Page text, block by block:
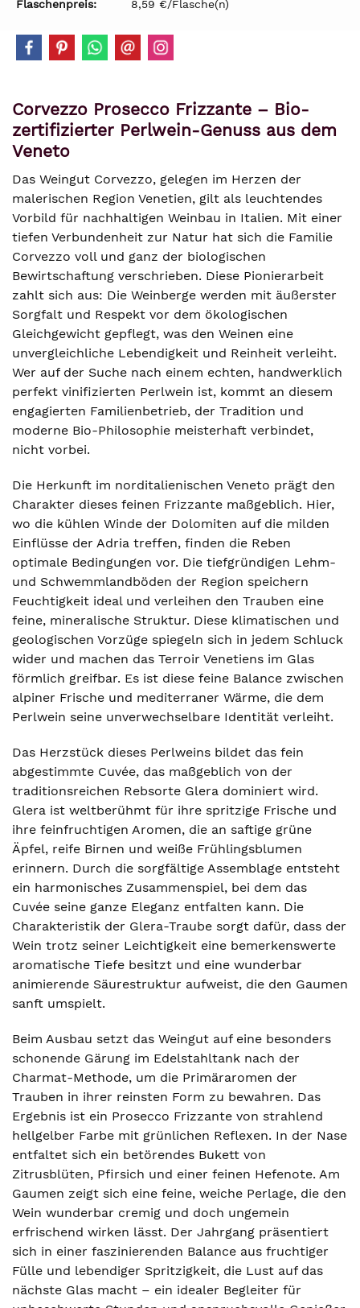
Flaschenpreis:
8,59 €/Flasche(n)
Corvezzo Prosecco Frizzante – Bio-
zertifizierter Perlwein-Genuss aus dem
Veneto
Das Weingut Corvezzo, gelegen im Herzen der
malerischen Region Venetien, gilt als leuchtendes
Vorbild für nachhaltigen Weinbau in Italien. Mit einer
tiefen Verbundenheit zur Natur hat sich die Familie
Corvezzo voll und ganz der biologischen
Bewirtschaftung verschrieben. Diese Pionierarbeit
zahlt sich aus: Die Weinberge werden mit äußerster
Sorgfalt und Respekt vor dem ökologischen
Gleichgewicht gepflegt, was den Weinen eine
unvergleichliche Lebendigkeit und Reinheit verleiht.
Wer auf der Suche nach einem echten, handwerklich
perfekt vinifizierten Perlwein ist, kommt an diesem
engagierten Familienbetrieb, der Tradition und
moderne Bio-Philosophie meisterhaft verbindet,
nicht vorbei.
Die Herkunft im norditalienischen Veneto prägt den
Charakter dieses feinen Frizzante maßgeblich. Hier,
wo die kühlen Winde der Dolomiten auf die milden
Einflüsse der Adria treffen, finden die Reben
optimale Bedingungen vor. Die tiefgründigen Lehm-
und Schwemmlandböden der Region speichern
Feuchtigkeit ideal und verleihen den Trauben eine
feine, mineralische Struktur. Diese klimatischen und
geologischen Vorzüge spiegeln sich in jedem Schluck
wider und machen das Terroir Venetiens im Glas
förmlich greifbar. Es ist diese feine Balance zwischen
alpiner Frische und mediterraner Wärme, die dem
Perlwein seine unverwechselbare Identität verleiht.
Das Herzstück dieses Perlweins bildet das fein
abgestimmte Cuvée, das maßgeblich von der
traditionsreichen Rebsorte Glera dominiert wird.
Glera ist weltberühmt für ihre spritzige Frische und
ihre feinfruchtigen Aromen, die an saftige grüne
Äpfel, reife Birnen und weiße Frühlingsblumen
erinnern. Durch die sorgfältige Assemblage entsteht
ein harmonisches Zusammenspiel, bei dem das
Cuvée seine ganze Eleganz entfalten kann. Die
Charakteristik der Glera-Traube sorgt dafür, dass der
Wein trotz seiner Leichtigkeit eine bemerkenswerte
aromatische Tiefe besitzt und eine wunderbar
animierende Säurestruktur aufweist, die den Gaumen
sanft umspielt.
Beim Ausbau setzt das Weingut auf eine besonders
schonende Gärung im Edelstahltank nach der
Charmat-Methode, um die Primäraromen der
Trauben in ihrer reinsten Form zu bewahren. Das
Ergebnis ist ein Prosecco Frizzante von strahlend
hellgelber Farbe mit grünlichen Reflexen. In der Nase
entfaltet sich ein betörendes Bukett von
Zitrusblüten, Pfirsich und einer feinen Hefenote. Am
Gaumen zeigt sich eine feine, weiche Perlage, die den
Wein wunderbar cremig und doch ungemein
erfrischend wirken lässt. Der Jahrgang präsentiert
sich in einer faszinierenden Balance aus fruchtiger
Fülle und lebendiger Spritzigkeit, die Lust auf das
nächste Glas macht – ein idealer Begleiter für